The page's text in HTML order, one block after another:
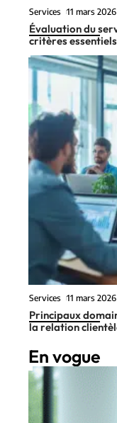
Services 11 mars 2026
Évaluation du
critères essentiels
Services 11 mars 2026
Principaux
la relation
En vogue